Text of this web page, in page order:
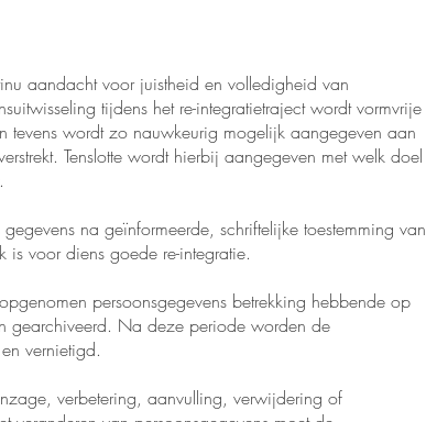
aandacht voor juistheid en volledigheid van
tijdens het re-integratietraject wordt vormvrije
tevens wordt zo nauwkeurig mogelijk aangegeven aan
Tenslotte wordt hierbij aangegeven met welk doel
na geïnformeerde, schriftelijke toestemming van
voor diens goede re-integratie.
persoonsgegevens betrekking hebbende op
gearchiveerd. Na deze periode worden de
vernietigd.
verbetering, aanvulling, verwijdering of